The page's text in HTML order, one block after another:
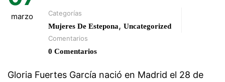
marzo
Categorías
Mujeres De Estepona, Uncategorized
Comentarios
0 Comentarios
Gloria Fuertes García nació en Madrid el 28 de